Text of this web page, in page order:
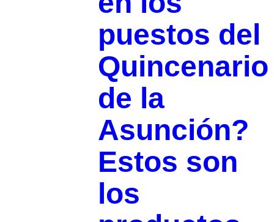
puestos del
Quincenario
de la
Asunción?
Estos son
los